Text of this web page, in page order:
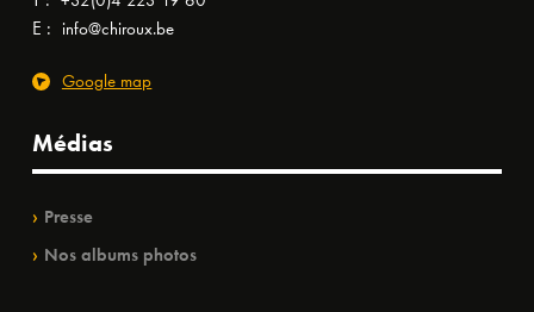
E : info@chiroux.be
Google map
Médias
Presse
Nos albums photos